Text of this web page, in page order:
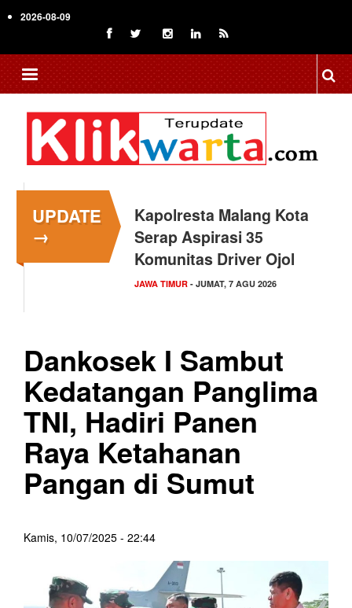
to
content
2026-08-09
UPDATE
→
Kapolresta Malang Kota
Serap Aspirasi 35
Komunitas Driver Ojol
JAWA TIMUR - JUMAT, 7 AGU 2026
Dankosek I Sambut
Kedatangan Panglima
TNI, Hadiri Panen
Raya Ketahanan
Pangan di Sumut
Kamis, 10/07/2025 - 22:44